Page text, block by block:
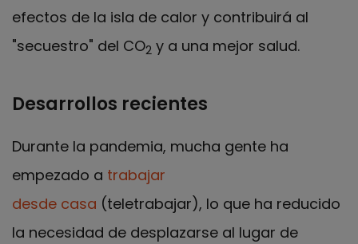
efectos de la isla de calor y contribuirá al
"secuestro" del CO2 y a una mejor salud.
Desarrollos recientes
Durante la pandemia, mucha gente ha
empezado a trabajar
desde casa (teletrabajar), lo que ha reducido
la necesidad de desplazarse al lugar de